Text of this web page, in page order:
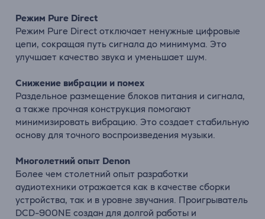
Режим Pure Direct
Режим Pure Direct отключает ненужные цифровые
цепи, сокращая путь сигнала до минимума. Это
улучшает качество звука и уменьшает шум.
Снижение вибрации и помех
Раздельное размещение блоков питания и сигнала,
а также прочная конструкция помогают
минимизировать вибрацию. Это создает стабильную
основу для точного воспроизведения музыки.
Многолетний опыт Denon
Более чем столетний опыт разработки
аудиотехники отражается как в качестве сборки
устройства, так и в уровне звучания. Проигрыватель
DCD-900NE создан для долгой работы и